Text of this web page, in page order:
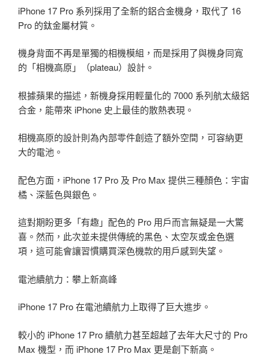
iPhone 17 Pro 系列採用了全新的鋁合金機身，取代了 16
Pro 的鈦金屬材質。
機身背面不再是單獨的相機模組，而是採用了與機身同寬
的「相機高原」（plateau）設計。
根據蘋果的描述，新機身採用輕量化的 7000 系列航太級鋁
合金，能帶來 iPhone 史上最佳的散熱表現。
相機高原的設計則為內部零件創造了額外空間，可容納更
大的電池。
配色方面，iPhone 17 Pro 及 Pro Max 提供三種顏色：宇宙
橘、深藍色與銀色。
這對期盼更多「有趣」配色的 Pro 用戶而言無疑是一大驚
喜。然而，此次並未提供傳統的黑色、太空灰或金色選
項，這可能會讓習慣購買深色機款的用戶感到失望。
電池續航力：攀上新高峰
iPhone 17 Pro 在電池續航力上取得了巨大進步。
較小的 iPhone 17 Pro 續航力甚至超越了去年大尺寸的 Pro
Max 機型，而 iPhone 17 Pro Max 更是創下新高。